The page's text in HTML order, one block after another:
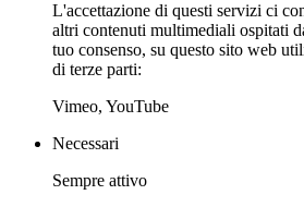
L'accettazione di questi servizi ci
altri contenuti multimediali ospitati
tuo consenso, su questo sito web
di terze parti:
Vimeo, YouTube
Necessari
Sempre attivo